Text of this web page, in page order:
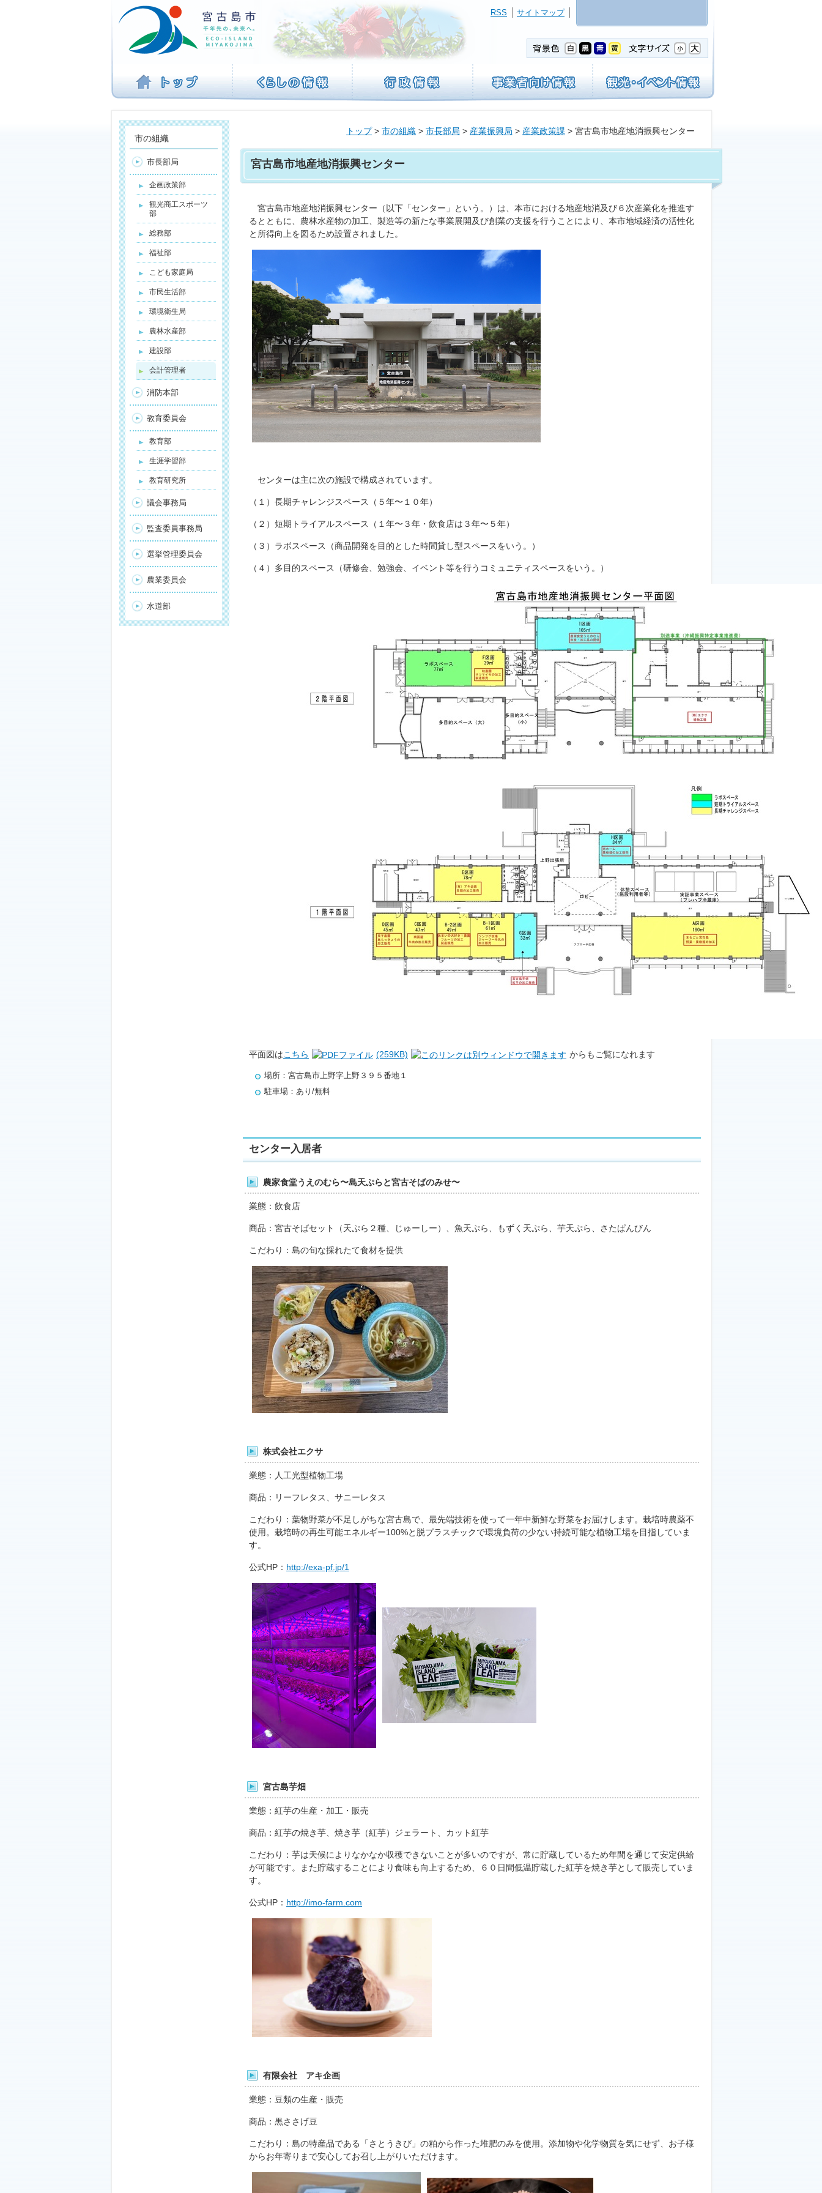
ビ
を
ば
す
サイトマップ
RSS
トップ> 市の組織 > 市長部局 > 産業振興局 > 産業政策課 > 宮古島市地産地消振興センター
宮古島市地産地消振興センター
宮古島市地産地消振興センター（以下「センター」という。）は、本市における地産地消及び６次産業化を推進す
るとともに、農林水産物の加工、製造等の新たな事業展開及び創業の支援を行うことにより、本市地域経済の活性化
と所得向上を図るため設置されました。
センターは主に次の施設で構成されています。
（１）長期チャレンジスペース（５年〜１０年）
（２）短期トライアルスペース（１年〜３年・飲食店は３年〜５年）
（３）ラボスペース（商品開発を目的とした時間貸し型スペースをいう。）
（４）多目的スペース（研修会、勉強会、イベント等を行うコミュニティスペースをいう。）
平面図はこちら (259KB) からもご覧になれます
場所：宮古島市上野字上野３９５番地１
駐車場：あり/無料
センター入居者
農家食堂うえのむら〜島天ぷらと宮古そばのみせ〜
業態：飲食店
商品：宮古そばセット（天ぷら２種、じゅーしー）、魚天ぷら、もずく天ぷら、芋天ぷら、さたぱんびん
こだわり：島の旬な採れたて食材を提供
株式会社エクサ
業態：人工光型植物工場
商品：リーフレタス、サニーレタス
こだわり：葉物野菜が不足しがちな宮古島で、最先端技術を使って一年中新鮮な野菜をお届けします。栽培時農薬不
使用。栽培時の再生可能エネルギー100%と脱プラスチックで環境負荷の少ない持続可能な植物工場を目指していま
す。
公式HP： http://exa-pf.jp/1
宮古島芋畑
業態：紅芋の生産・加工・販売
商品：紅芋の焼き芋、焼き芋（紅芋）ジェラート、カット紅芋
こだわり：芋は天候によりなかなか収穫できないことが多いのですが、常に貯蔵しているため年間を通じて安定供給
が可能です。また貯蔵することにより食味も向上するため、６０日間低温貯蔵した紅芋を焼き芋として販売していま
す。
公式HP： http://imo-farm.com
有限会社 アキ企画
業態：豆類の生産・販売
商品：黒ささげ豆
こだわり：島の特産品である「さとうきび」の粕から作った堆肥のみを使用。添加物や化学物質を気にせず、お子様
からお年寄りまで安心してお召し上がりいただけます。
市の組織
市長部局
企画政策部
観光商工スポーツ
部
総務部
福祉部
こども家庭局
市民生活部
環境衛生局
農林水産部
建設部
会計管理者
消防本部
教育委員会
教育部
生涯学習部
教育研究所
議会事務局
監査委員事務局
選挙管理委員会
農業委員会
水道部